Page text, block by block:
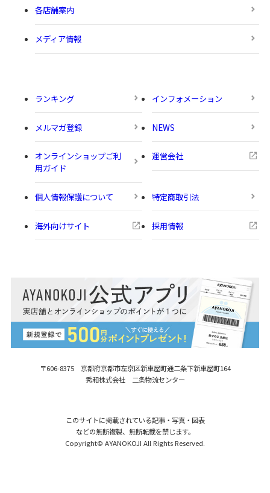
〒606-8375 京都府京都市左京区新車屋町通二条下新車屋町164
秀和株式会社 二条物流センター
各店舗案内
メディア情報
ランキング インフォメーション
メルマガ登録 NEWS
オンラインショップご利
用ガイド
運営会社
個人情報保護について 特定商取引法
海外向けサイト 採用情報
このサイトに掲載されている記事・写真・図表
などの無断複製、無断転載を禁じます。
Copyright© AYANOKOJI All Rights Reserved.